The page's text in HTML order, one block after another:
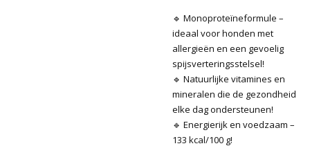
🔹 Monoproteïneformule –
ideaal voor honden met
allergieën en een gevoelig
spijsverteringsstelsel!
🔹 Natuurlijke vitamines en
mineralen die de gezondheid
elke dag ondersteunen!
🔹 Energierijk en voedzaam –
133 kcal/100 g!